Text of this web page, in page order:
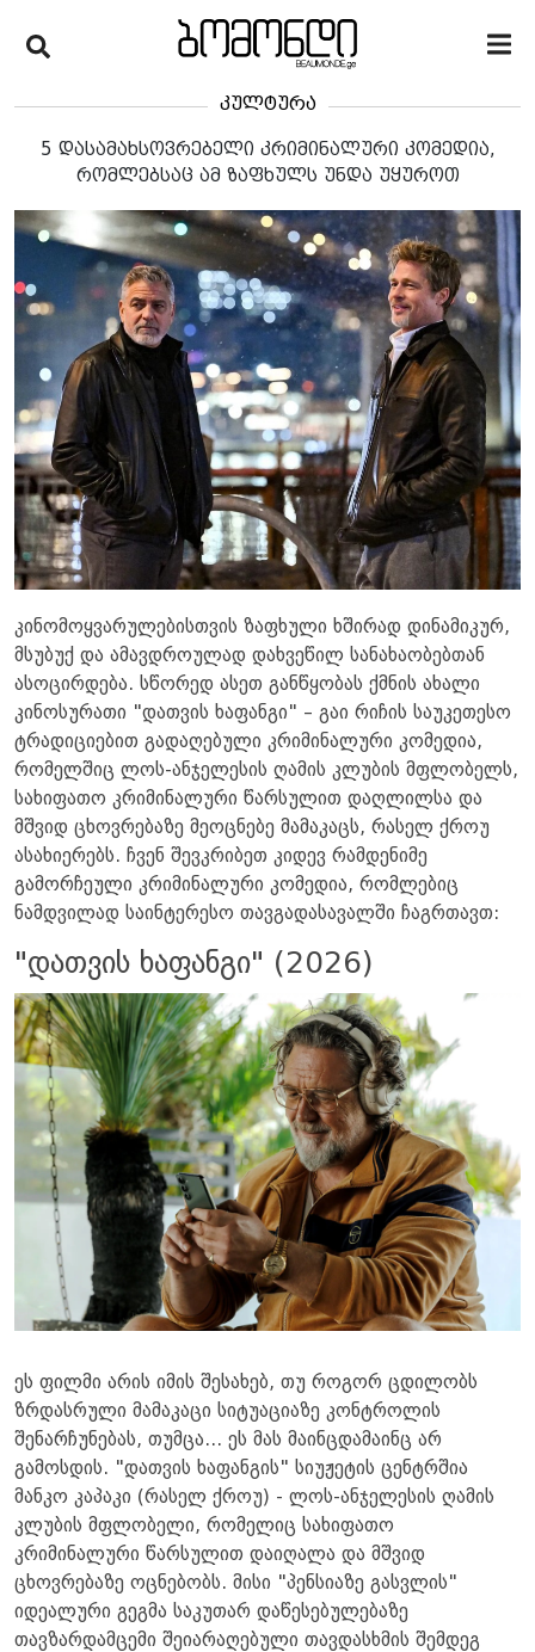
კულტურა
5 დასამახსოვრებელი კრიმინალური კომედია,
რომლებსაც ამ ზაფხულს უნდა უყუროთ
კინომოყვარულებისთვის ზაფხული ხშირად დინამიკურ,
მსუბუქ და ამავდროულად დახვეწილ სანახაობებთან
ასოცირდება. სწორედ ასეთ განწყობას ქმნის ახალი
კინოსურათი "დათვის ხაფანგი" – გაი რიჩის საუკეთესო
ტრადიციებით გადაღებული კრიმინალური კომედია,
რომელშიც ლოს-ანჯელესის ღამის კლუბის მფლობელს,
სახიფათო კრიმინალური წარსულით დაღლილსა და
მშვიდ ცხოვრებაზე მეოცნებე მამაკაცს, რასელ ქროუ
ასახიერებს. ჩვენ შევკრიბეთ კიდევ რამდენიმე
გამორჩეული კრიმინალური კომედია, რომლებიც
ნამდვილად საინტერესო თავგადასავალში ჩაგრთავთ:
"დათვის ხაფანგი" (2026)
ეს ფილმი არის იმის შესახებ, თუ როგორ ცდილობს
ზრდასრული მამაკაცი სიტუაციაზე კონტროლის
შენარჩუნებას, თუმცა... ეს მას მაინცდამაინც არ
გამოსდის. "დათვის ხაფანგის" სიუჟეტის ცენტრშია
მანკო კაპაკი (რასელ ქროუ) - ლოს-ანჯელესის ღამის
კლუბის მფლობელი, რომელიც სახიფათო
კრიმინალური წარსულით დაიღალა და მშვიდ
ცხოვრებაზე ოცნებობს. მისი "პენსიაზე გასვლის"
იდეალური გეგმა საკუთარ დაწესებულებაზე
თავზარდამცემი შეიარაღებული თავდასხმის შემდეგ